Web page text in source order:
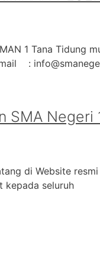
1 Tana Tidung
:
SMA
di Website
kepada seluruh